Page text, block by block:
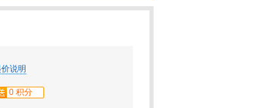
价说明
0 积分